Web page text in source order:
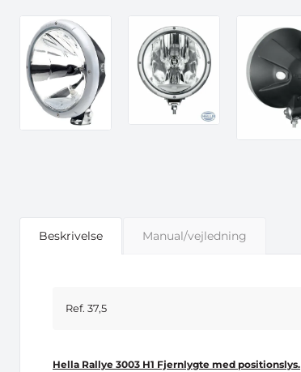
Beskrivelse Manual/vejledning
Ref. 37,5
Hella Rallye 3003 H1 Fjernlygte med positionslys.